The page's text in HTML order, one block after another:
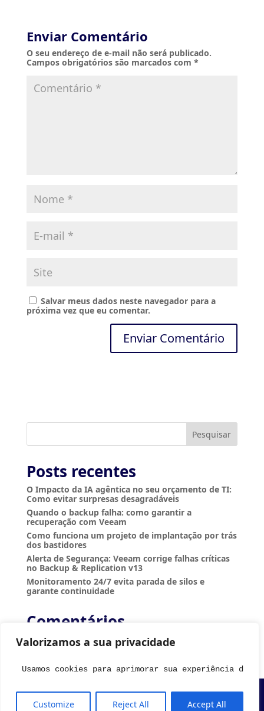
Valorizamos a sua privacidade
Usamos cookies para aprimorar sua experiência de
Customize Reject All Accept All
Enviar Comentário
O seu endereço de e-mail não será publicado.
Campos obrigatórios são marcados com *
Salvar meus dados neste navegador para a
próxima vez que eu comentar.
t
v
Pesquisar
Posts recentes
O Impacto da IA agêntica no seu orçamento de TI:
Como evitar surpresas desagradáveis
Quando o backup falha: como garantir a
recuperação com Veeam
Como funciona um projeto de implantação por trás
dos bastidores
Alerta de Segurança: Veeam corrige falhas críticas
no Backup & Replication v13
Monitoramento 24/7 evita parada de silos e
garante continuidade
Comentários
Nenhum comentário para mostrar.
BS4IT Soluções em Tecnologia - 21.421.209/0001-07 © 2025 -